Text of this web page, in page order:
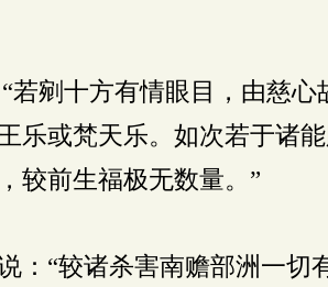
若剜十方有情眼目，由慈
乐或梵天乐。如次若于诸
较前生福极无数量。”
：“较诸杀害南赡部洲一切